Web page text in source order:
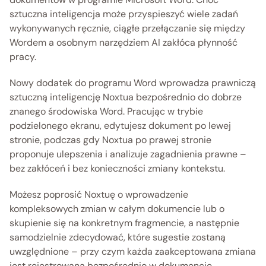
sztuczna inteligencja może przyspieszyć wiele zadań
wykonywanych ręcznie, ciągłe przełączanie się między
Wordem a osobnym narzędziem AI zakłóca płynność
pracy.
Nowy dodatek do programu Word wprowadza prawniczą
sztuczną inteligencję Noxtua bezpośrednio do dobrze
znanego środowiska Word. Pracując w trybie
podzielonego ekranu, edytujesz dokument po lewej
stronie, podczas gdy Noxtua po prawej stronie
proponuje ulepszenia i analizuje zagadnienia prawne –
bez zakłóceń i bez konieczności zmiany kontekstu.
Możesz poprosić Noxtuę o wprowadzenie
kompleksowych zmian w całym dokumencie lub o
skupienie się na konkretnym fragmencie, a następnie
samodzielnie zdecydować, które sugestie zostaną
uwzględnione – przy czym każda zaakceptowana zmiana